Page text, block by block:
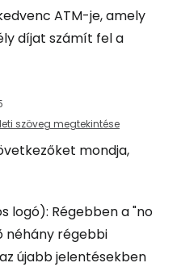
ATM-je, amely
díjat számít fel a
szöveg megtekintése
mondja,
logó): Régebben a "no
néhány régebbi
újabb jelentésekben